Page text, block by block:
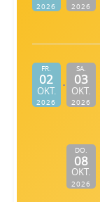
2026 2026
FR.
02
OKT.
2026
SA.
03
OKT.
2026
DO.
08
OKT.
2026